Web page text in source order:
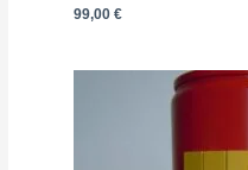
99,00€